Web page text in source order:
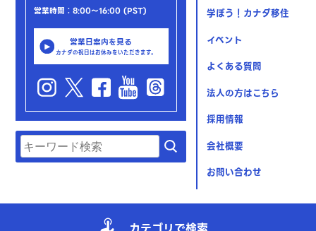
営業時間：8:00～16:00 (PST)
営業日案内を見る
カナダの祝日はお休みをいただきます。
学ぼう！カナダ移住
イベント
よくある質問
法人の方はこちら
採用情報
会社概要
お問い合わせ
© 2023 Yuki Shiraishi Immigration Consulting Inc.